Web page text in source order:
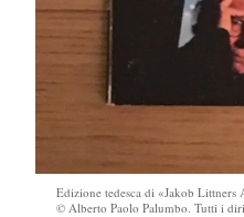
Edizione tedesca di «Jakob
© Alberto Paolo Palumbo. Tutti i